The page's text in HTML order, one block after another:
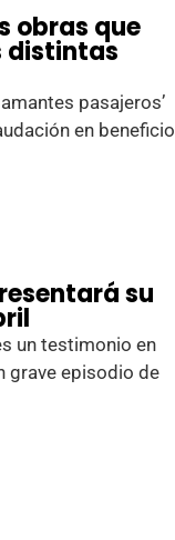
obras que
distintas
pasajeros’
en beneficio
su
un testimonio en
grave episodio de